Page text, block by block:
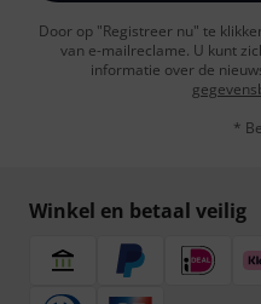
Door op "Registreer nu" te
van e-mailreclame. U kunt
informatie over de
*
Winkel en betaal veilig